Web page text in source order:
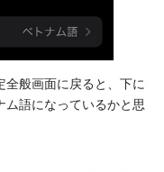
般画面に戻ると、下に
ム語になっているかと思